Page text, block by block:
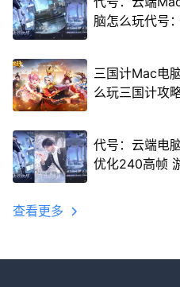
脑怎么玩代号
三国计Mac电
么玩三国计攻
代号：云端电
优化240高帧
查看更多